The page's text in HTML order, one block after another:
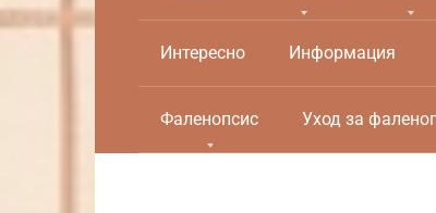
Интересно Информация
Фаленопсис Уход за